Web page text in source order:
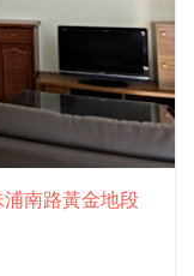
南路黃金地段